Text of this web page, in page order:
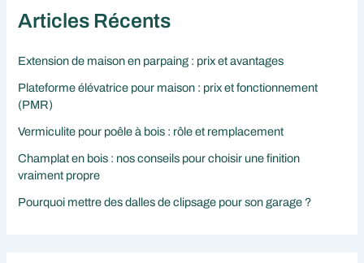
Articles Récents
Extension de maison en parpaing : prix et avantages
Plateforme élévatrice pour maison : prix et fonctionnement
(PMR)
Vermiculite pour poêle à bois : rôle et remplacement
Champlat en bois : nos conseils pour choisir une finition
vraiment propre
Pourquoi mettre des dalles de clipsage pour son garage ?